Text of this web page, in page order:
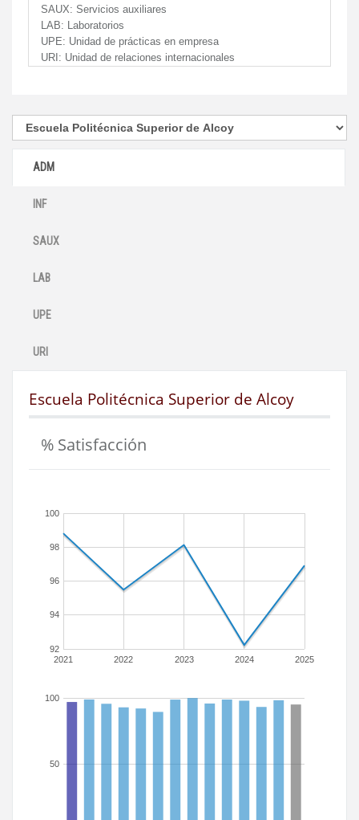
SAUX: Servicios auxiliares
LAB: Laboratorios
UPE: Unidad de prácticas en empresa
URI: Unidad de relaciones internacionales
ADM
INF
SAUX
LAB
UPE
URI
Escuela Politécnica Superior de Alcoy
% Satisfacción
2021 2022 2023 2024 2025
92
94
96
98
100
50
100